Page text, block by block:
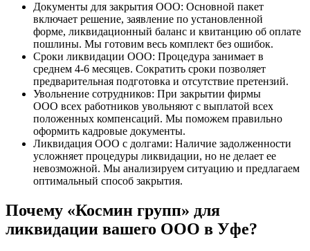
Документы для закрытия ООО: Основной пакет
включает решение, заявление по установленной
форме, ликвидационный баланс и квитанцию об оплате
пошлины. Мы готовим весь комплект без ошибок.
Сроки ликвидации ООО: Процедура занимает в
среднем 4-6 месяцев. Сократить сроки позволяет
предварительная подготовка и отсутствие претензий.
Увольнение сотрудников: При закрытии фирмы
ООО всех работников увольняют с выплатой всех
положенных компенсаций. Мы поможем правильно
оформить кадровые документы.
Ликвидация ООО с долгами: Наличие задолженности
усложняет процедуры ликвидации, но не делает ее
невозможной. Мы анализируем ситуацию и предлагаем
оптимальный способ закрытия.
Почему «Космин групп» для
ликвидации вашего ООО в Уфе?